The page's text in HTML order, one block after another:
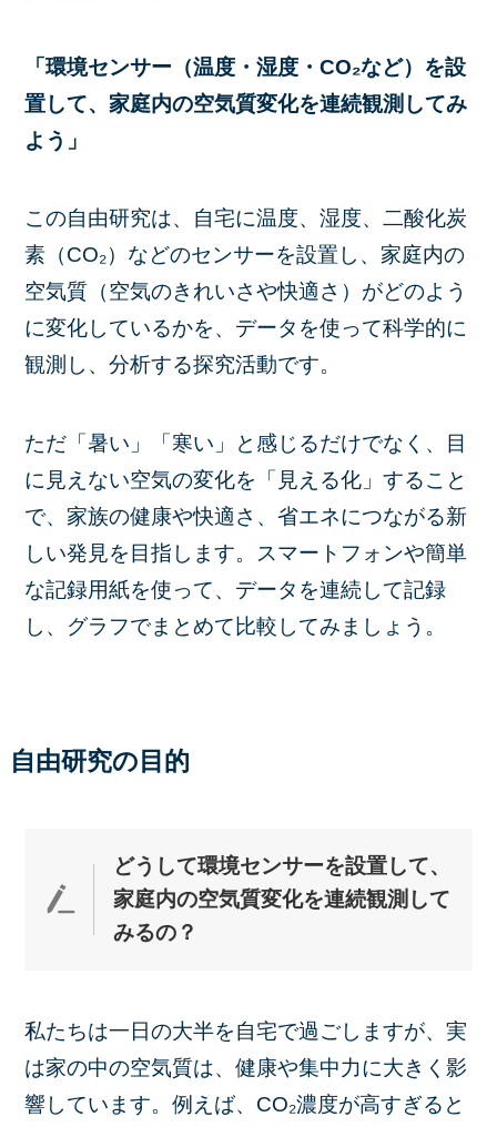
「環境センサー（温度・湿度・CO₂など）を設
置して、家庭内の空気質変化を連続観測してみ
よう」
この自由研究は、自宅に温度、湿度、二酸化炭
素（CO₂）などのセンサーを設置し、家庭内の
空気質（空気のきれいさや快適さ）がどのよう
に変化しているかを、データを使って科学的に
観測し、分析する探究活動です。
ただ「暑い」「寒い」と感じるだけでなく、目
に見えない空気の変化を「見える化」すること
で、家族の健康や快適さ、省エネにつながる新
しい発見を目指します。スマートフォンや簡単
な記録用紙を使って、データを連続して記録
し、グラフでまとめて比較してみましょう。
自由研究の目的
どうして環境センサーを設置して、
家庭内の空気質変化を連続観測して
みるの？
私たちは一日の大半を自宅で過ごしますが、実
は家の中の空気質は、健康や集中力に大きく影
響しています。例えば、CO₂濃度が高すぎると